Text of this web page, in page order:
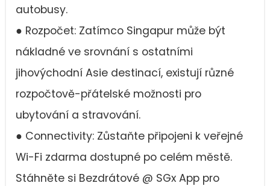
autobusy.
● Rozpočet: Zatímco Singapur může být
nákladné ve srovnání s ostatními
jihovýchodní Asie destinací, existují různé
rozpočtově-přátelské možnosti pro
ubytování a stravování.
● Connectivity: Zůstaňte připojeni k veřejné
Wi-Fi zdarma dostupné po celém městě.
Stáhněte si Bezdrátové @ SGx App pro